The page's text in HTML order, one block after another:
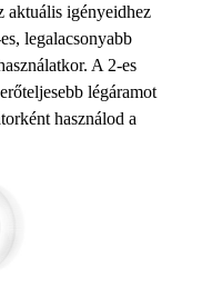
aktuális igényeidhez
legalacsonyabb
A 2-es
légáramot
használod a